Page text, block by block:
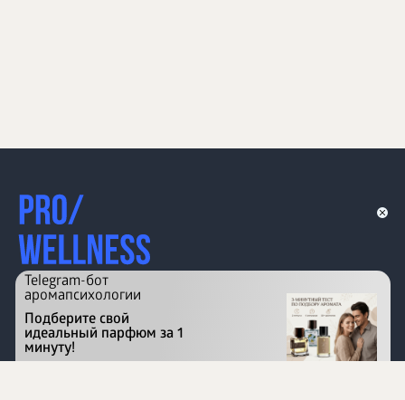
Перейти на сайт
Telegram-бот
аромапсихологии
Подберите свой
идеальный парфюм за 1
минуту!